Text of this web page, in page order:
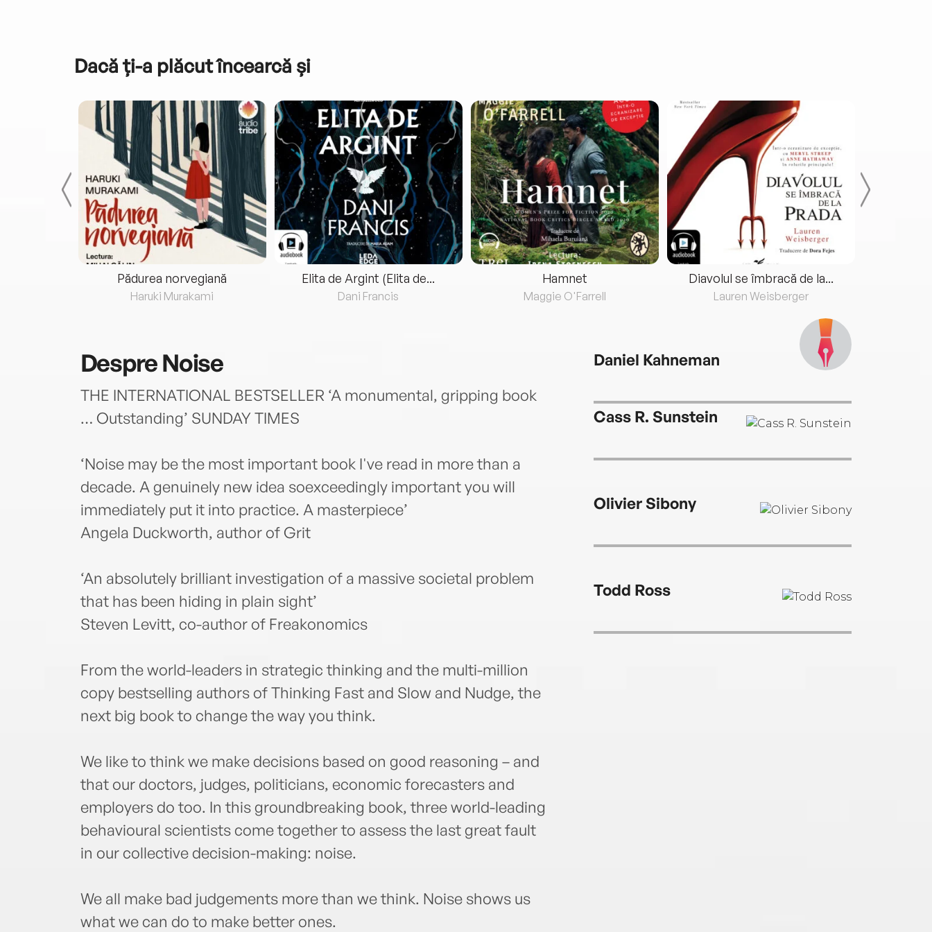
Dacă ți-a plăcut încearcă și
Pădurea norvegiană
Haruki Murakami
Elita de Argint (Elita de...
Dani Francis
Hamnet
Maggie O'Farrell
Diavolul se îmbracă de la...
Lauren Weisberger
DespreNoise
THE INTERNATIONAL BESTSELLER ‘A monumental, gripping book
… Outstanding’ SUNDAY TIMES
‘Noise may be the most important book I've read in more than a
decade. A genuinely new idea soexceedingly important you will
immediately put it into practice. A masterpiece’
Angela Duckworth, author of Grit
‘An absolutely brilliant investigation of a massive societal problem
that has been hiding in plain sight’
Steven Levitt, co-author of Freakonomics
From the world-leaders in strategic thinking and the multi-million
copy bestselling authors of Thinking Fast and Slow and Nudge, the
next big book to change the way you think.
We like to think we make decisions based on good reasoning – and
that our doctors, judges, politicians, economic forecasters and
employers do too. In this groundbreaking book, three world-leading
behavioural scientists come together to assess the last great fault
in our collective decision-making: noise.
We all make bad judgements more than we think. Noise shows us
what we can do to make better ones.
Daniel Kahneman
Cass R. Sunstein
Olivier Sibony
Todd Ross